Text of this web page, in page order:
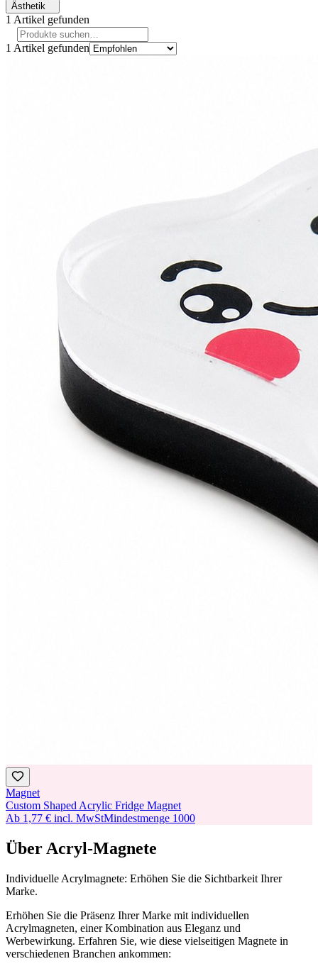
Ästhetik
1 Artikel gefunden
1 Artikel gefunden
Magnet
Custom Shaped Acrylic Fridge Magnet
Ab 1,77 € incl. MwStMindestmenge 1000
Über Acryl-Magnete
Individuelle Acrylmagnete: Erhöhen Sie die Sichtbarkeit Ihrer
Marke.
Erhöhen Sie die Präsenz Ihrer Marke mit individuellen
Acrylmagneten, einer Kombination aus Eleganz und
Werbewirkung. Erfahren Sie, wie diese vielseitigen Magnete in
verschiedenen Branchen ankommen: